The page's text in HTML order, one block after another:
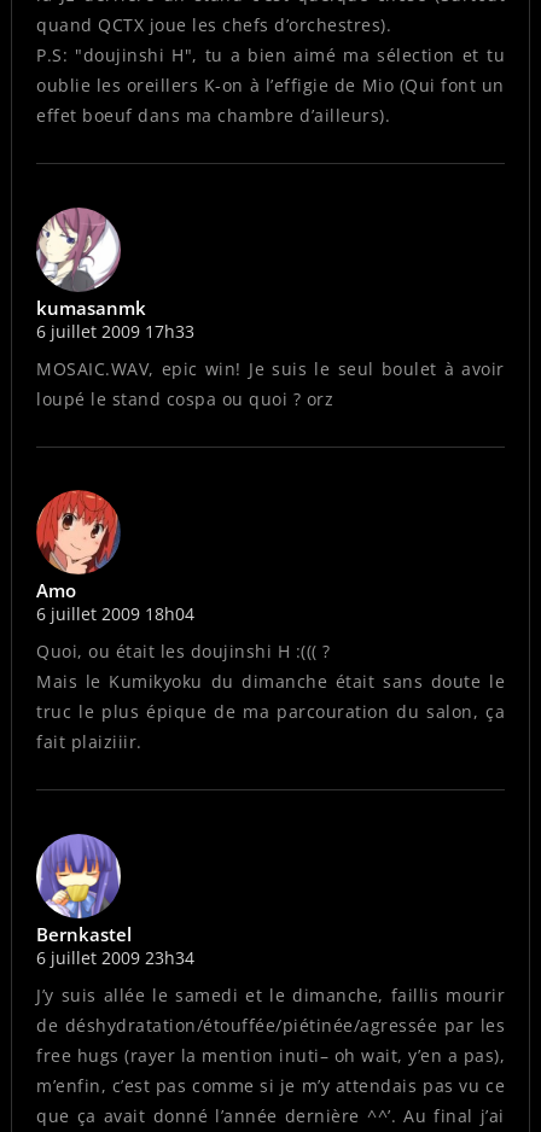
quand QCTX joue les chefs d’orchestres).
P.S: "doujinshi H", tu a bien aimé ma sélection et tu
oublie les oreillers K-on à l’effigie de Mio (Qui font un
effet boeuf dans ma chambre d’ailleurs).
kumasanmk
6 juillet 2009 17h33
MOSAIC.WAV, epic win! Je suis le seul boulet à avoir
loupé le stand cospa ou quoi ? orz
Amo
6 juillet 2009 18h04
Quoi, ou était les doujinshi H :((( ?
Mais le Kumikyoku du dimanche était sans doute le
truc le plus épique de ma parcouration du salon, ça
fait plaiziiir.
Bernkastel
6 juillet 2009 23h34
J’y suis allée le samedi et le dimanche, faillis mourir
de déshydratation/étouffée/piétinée/agressée par les
free hugs (rayer la mention inuti– oh wait, y’en a pas),
m’enfin, c’est pas comme si je m’y attendais pas vu ce
que ça avait donné l’année dernière ^^’. Au final j’ai